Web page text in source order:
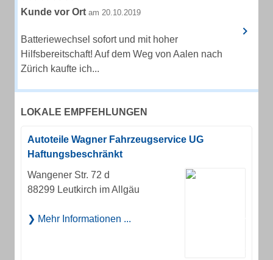
Kunde vor Ort am 20.10.2019
Batteriewechsel sofort und mit hoher
Hilfsbereitschaft! Auf dem Weg von Aalen nach
Zürich kaufte ich...
LOKALE EMPFEHLUNGEN
Autoteile Wagner Fahrzeugservice UG
Haftungsbeschränkt
Wangener Str. 72 d
88299 Leutkirch im Allgäu
Mehr Informationen ...